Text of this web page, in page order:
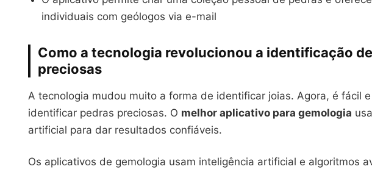
individuais com geólogos via e-mail
Como a tecnologia revolucionou a identificação
preciosas
A tecnologia mudou muito a forma de identificar joias. Agora, é fácil
identificar pedras preciosas. O melhor aplicativo para gemologia
artificial para dar resultados confiáveis.
Os aplicativos de gemologia usam inteligência artificial e algoritmos